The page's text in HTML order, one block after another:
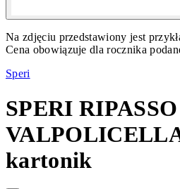
Na zdjęciu przedstawiony jest
Cena obowiązuje dla rocznika
Speri
SPERI RIPASSO
kartonik